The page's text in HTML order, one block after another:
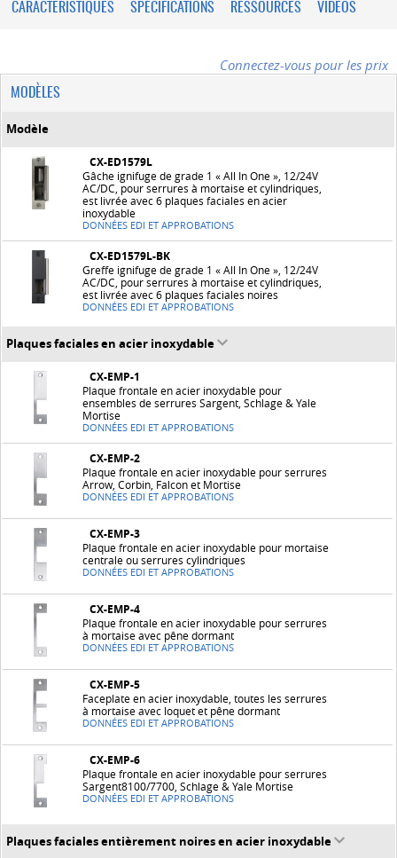
CARACTÉRISTIQUES SPÉCIFICATIONS RESSOURCES VIDÉOS
Connectez-vous pour les prix
MODÈLES
Modèle
CX-ED1579L
Gâche ignifuge de grade 1 « All In One », 12/24V
AC/DC, pour serrures à mortaise et cylindriques,
est livrée avec 6 plaques faciales en acier
inoxydable
DONNÉES EDI ET APPROBATIONS
CX-ED1579L-BK
Greffe ignifuge de grade 1 « All In One », 12/24V
AC/DC, pour serrures à mortaise et cylindriques,
est livrée avec 6 plaques faciales noires
DONNÉES EDI ET APPROBATIONS
Plaques faciales en acier inoxydable
CX-EMP-1
Plaque frontale en acier inoxydable pour
ensembles de serrures Sargent, Schlage & Yale
Mortise
DONNÉES EDI ET APPROBATIONS
CX-EMP-2
Plaque frontale en acier inoxydable pour serrures
Arrow, Corbin, Falcon et Mortise
DONNÉES EDI ET APPROBATIONS
CX-EMP-3
Plaque frontale en acier inoxydable pour mortaise
centrale ou serrures cylindriques
DONNÉES EDI ET APPROBATIONS
CX-EMP-4
Plaque frontale en acier inoxydable pour serrures
à mortaise avec pêne dormant
DONNÉES EDI ET APPROBATIONS
CX-EMP-5
Faceplate en acier inoxydable, toutes les serrures
à mortaise avec loquet et pêne dormant
DONNÉES EDI ET APPROBATIONS
CX-EMP-6
Plaque frontale en acier inoxydable pour serrures
Sargent8100/7700, Schlage & Yale Mortise
DONNÉES EDI ET APPROBATIONS
Plaques faciales entièrement noires en acier inoxydable